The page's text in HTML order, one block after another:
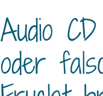
Audio
oder